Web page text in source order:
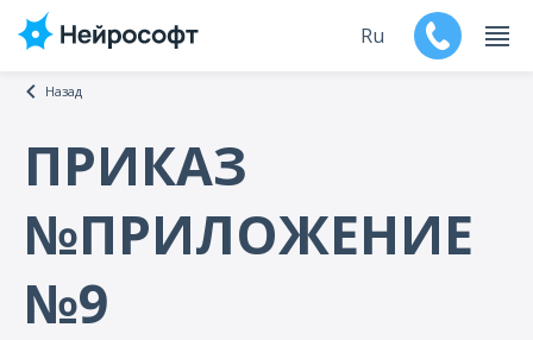
Продукты
Поддержка
Ru
Назад
ПРИКАЗ
№ПРИЛОЖЕНИЕ
№9